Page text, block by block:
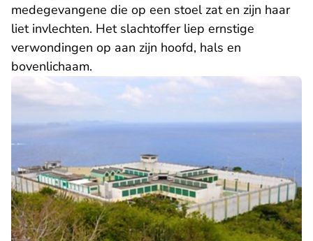
medegevangene die op een stoel zat en zijn haar
liet invlechten. Het slachtoffer liep ernstige
verwondingen op aan zijn hoofd, hals en
bovenlichaam.